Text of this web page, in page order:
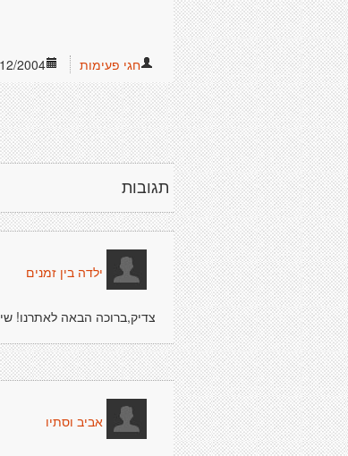
2004 חגי פעימות
תגובות
ילדה בין זמנים
צדיק,ברוכה הבאה לאתרנו!
אביב וסתיו